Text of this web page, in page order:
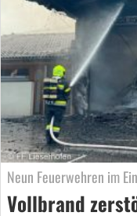
Neun Feuerwehren im
Vollbrand